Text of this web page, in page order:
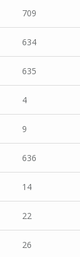
709
634
635
4
9
636
14
22
26